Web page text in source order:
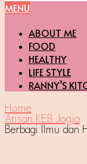
MENU
ABOUT ME
FOOD
HEALTHY
LIFE STYLE
RANNY’S
Home
Arisan KEB Jogja
Berbagi Ilmu dan